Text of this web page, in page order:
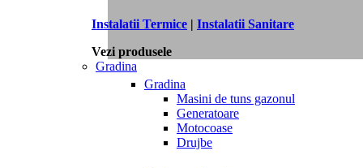
Instalatii Termice | Instalatii Sanitare
Vezi produsele
Gradina
Gradina
Masini de tuns gazonul
Generatoare
Motocoase
Drujbe